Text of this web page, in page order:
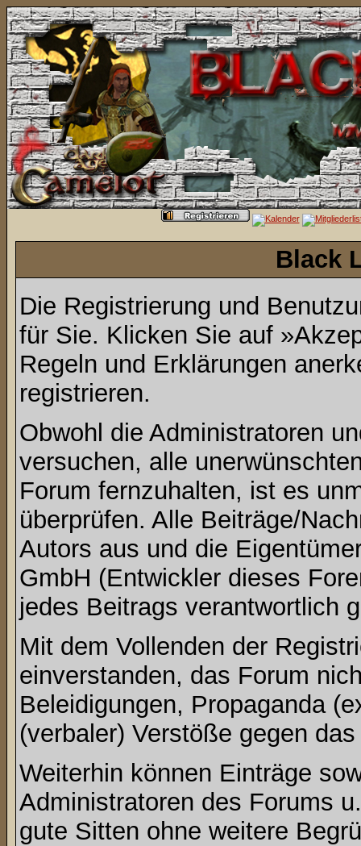
Black
Die Registrierung und
für Sie. Klicken Sie auf
Regeln und Erklärungen
registrieren.
Obwohl die Administratoren
versuchen, alle
Forum fernzuhalten, ist es
überprüfen. Alle Beiträge/
Autors aus und die
GmbH (Entwickler dieses
jedes Beitrags verantwortlich
Mit dem Vollenden der
einverstanden, das Forum
Beleidigungen, Propaganda
(verbaler) Verstöße gegen
Weiterhin können Einträge
Administratoren des Forums
gute Sitten ohne weitere